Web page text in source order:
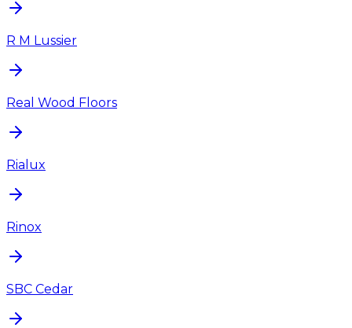
R M Lussier
Real Wood Floors
Rialux
Rinox
SBC Cedar